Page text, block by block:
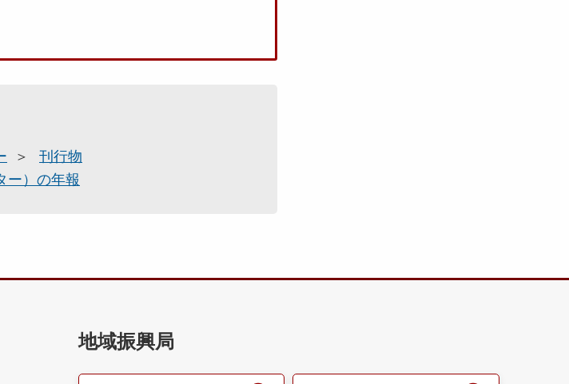
刊行物
ー）の年報
地域振興局